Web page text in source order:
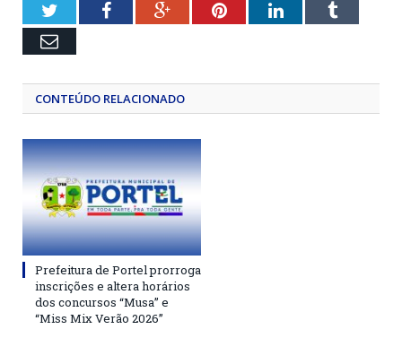
TwitterFacebookGoogle+PinterestLinkedInTumblr
Email
CONTEÚDO RELACIONADO
Prefeitura de Portel prorroga
inscrições e altera horários
dos concursos “Musa” e
“Miss Mix Verão 2026”